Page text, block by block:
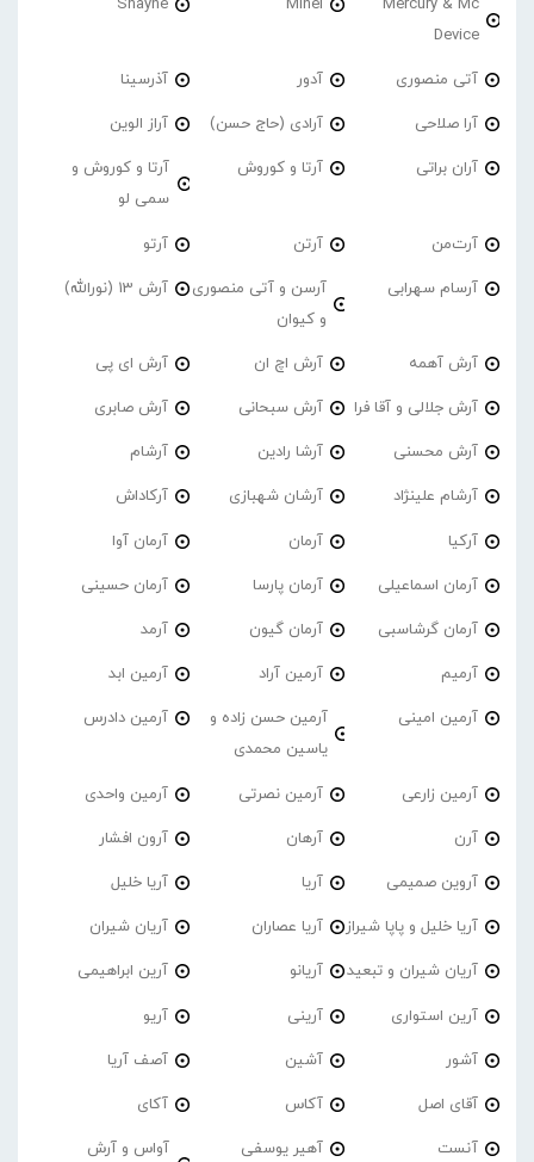
Mercury & Mc
Device
Minel
Shayne
آتی منصوری آدور آذرسینا
آرا صلاحی آرادی (حاج حسن) آراز الوین
آران براتی آرتا و کوروش
آرتا و کوروش و
سمی لو
آرت‌من آرتن آرتو
آرسام سهرابی
آرسن و آتی منصوری
و کیوان
آرش 13 (نورالله)
آرش آهمه آرش اچ ان آرش ای پی
آرش جلالی و آقا فرا آرش سبحانی آرش صابری
آرش محسنی آرشا رادین آرشام
آرشام علینژاد آرشان شهبازی آرکاداش
آرکیا آرمان آرمان آوا
آرمان اسماعیلی آرمان پارسا آرمان حسینی
آرمان گرشاسبی آرمان گیون آرمد
آرمیم آرمین آراد آرمین ابد
آرمین امینی
آرمین حسن زاده و
یاسین محمدی
آرمین دادرس
آرمین زارعی آرمین نصرتی آرمین واحدی
آرن آرهان آرون افشار
آروین صمیمی آریا آریا خلیل
آریا خلیل و پاپا شیراز آریا عصاران آریان شیران
آریان شیران و تبعید آریانو آرین ابراهیمی
آرین استواری آرینی آریو
آشور آشین آصف آریا
آقای اصل آکاس آکای
آنست آهیر یوسفی
آواس و آرش